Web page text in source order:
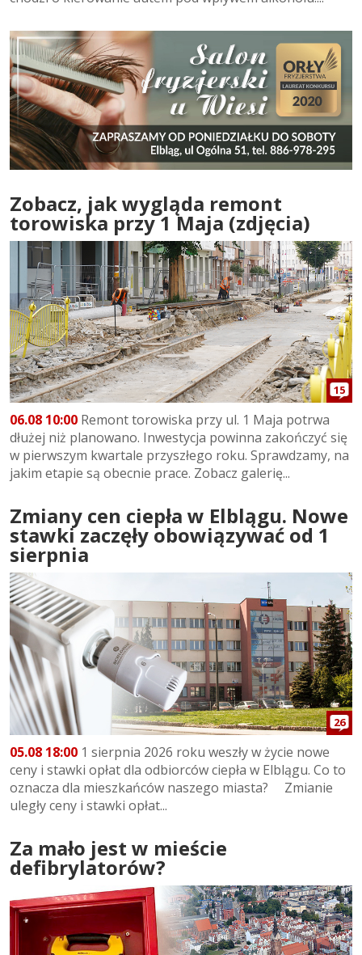
Zobacz, jak wygląda remont
torowiska przy 1 Maja (zdjęcia)
15
06.08 10:00 Remont torowiska przy ul. 1 Maja potrwa
dłużej niż planowano. Inwestycja powinna zakończyć się
w pierwszym kwartale przyszłego roku. Sprawdzamy, na
jakim etapie są obecnie prace. Zobacz galerię...
Zmiany cen ciepła w Elblągu. Nowe
stawki zaczęły obowiązywać od 1
sierpnia
26
05.08 18:00 1 sierpnia 2026 roku weszły w życie nowe
ceny i stawki opłat dla odbiorców ciepła w Elblągu. Co to
oznacza dla mieszkańców naszego miasta? Zmianie
uległy ceny i stawki opłat...
Za mało jest w mieście
defibrylatorów?